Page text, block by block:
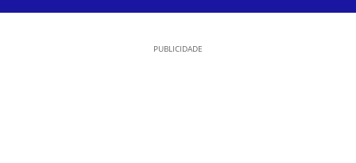
PUBLICIDADE